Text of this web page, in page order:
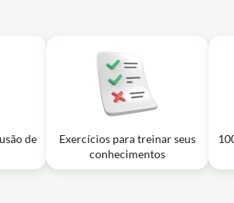
de
Exercícios para treinar seus
conhecimentos